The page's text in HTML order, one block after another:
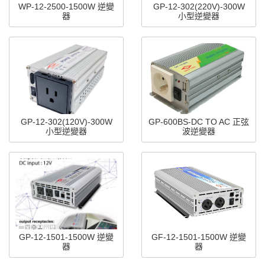
WP-12-2500-1500W 逆變
器
GP-12-302(220V)-300W
小型逆變器
GP-12-302(120V)-300W
小型逆變器
GP-600BS-DC TO AC 正弦
波逆變器
GP-12-1501-1500W 逆變
器
GF-12-1501-1500W 逆變
器